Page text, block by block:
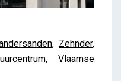
, Zehnder,
, Vlaamse